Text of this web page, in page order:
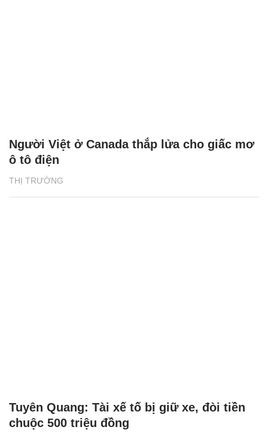
THỊ TRƯỜNG
Người Việt ở Canada thắp lửa cho giấc mơ
ô tô điện
Tuyên Quang: Tài xế tố bị giữ xe, đòi tiền
chuộc 500 triệu đồng